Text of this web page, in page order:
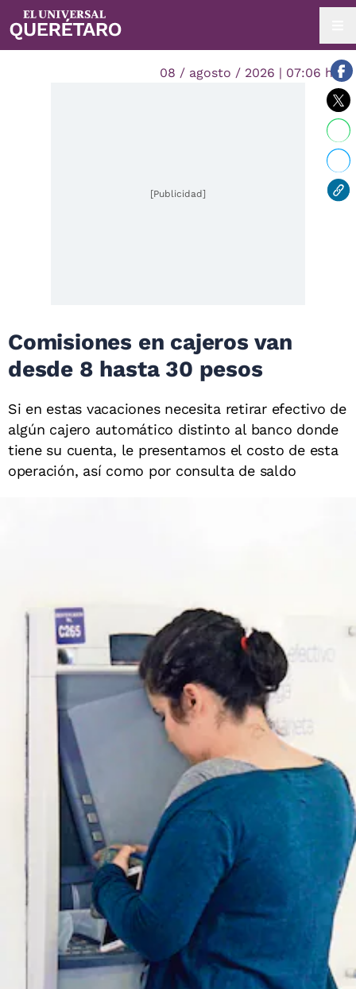
08 / agosto / 2026 | 07:06 hrs.
[Publicidad]
Comisiones en cajeros van
desde 8 hasta 30 pesos
Si en estas vacaciones necesita retirar efectivo de
algún cajero automático distinto al banco donde
tiene su cuenta, le presentamos el costo de esta
operación, así como por consulta de saldo